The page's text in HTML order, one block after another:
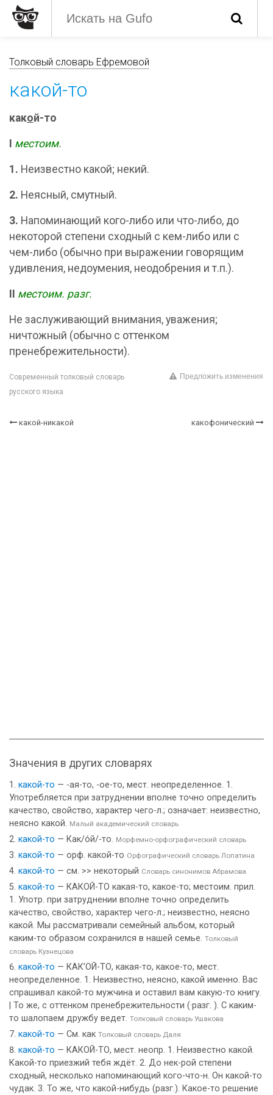
Толковый словарь Ефремовой
какой-то
какой-то
местоим.
1. Неизвестно какой; некий.
2. Неясный, смутный.
3. Напоминающий кого-либо или что-либо, до
некоторой степени сходный с кем-либо или с
чем-либо (обычно при выражении говорящим
удивления, недоумения, неодобрения и т.п.).
местоим. разг.
Не заслуживающий внимания, уважения;
ничтожный (обычно с оттенком
пренебрежительности).
Современный толковый словарь
русского языка
Предложить изменения
какой-никакой какофонический
Значения в других словарях
какой-то — -ая-то, -ое-то, мест. неопределенное. 1.
Употребляется при затруднении вполне точно определить
качество, свойство, характер чего-л.; означает: неизвестно,
неясно какой. Малый академический словарь
какой-то — Как/о́й/-то. Морфемно-орфографический словарь
какой-то — орф. какой-то Орфографический словарь Лопатина
какой-то — см. >> некоторый Словарь синонимов Абрамова
какой-то — КАКОЙ-ТО какая-то, какое-то; местоим. прил.
1. Употр. при затруднении вполне точно определить
качество, свойство, характер чего-л.; неизвестно, неясно
какой. Мы рассматривали семейный альбом, который
каким-то образом сохранился в нашей семье. Толковый
словарь Кузнецова
какой-то — КАК’ОЙ-ТО, какая-то, какое-то, мест.
неопределенное. 1. Неизвестно, неясно, какой именно. Вас
спрашивал какой-то мужчина и оставил вам какую-то книгу.
| То же, с оттенком пренебрежительности (·разг. ). С каким-
то шалопаем дружбу ведет. Толковый словарь Ушакова
какой-то — См. как Толковый словарь Даля
какой-то — КАКОЙ-ТО, мест. неопр. 1. Неизвестно какой.
Какой-то приезжий тебя ждёт. 2. До нек-рой степени
сходный, несколько напоминающий кого-что-н. Он какой-то
чудак. 3. То же, что какой-нибудь (разг.). Какое-то решение